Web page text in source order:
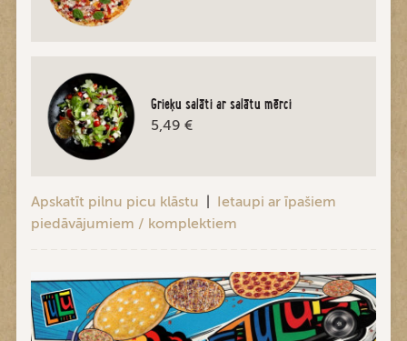
Grieķu salāti ar salātu mērci
5,49 €
Apskatīt pilnu picu klāstu | Ietaupi ar īpašiem
piedāvājumiem / komplektiem